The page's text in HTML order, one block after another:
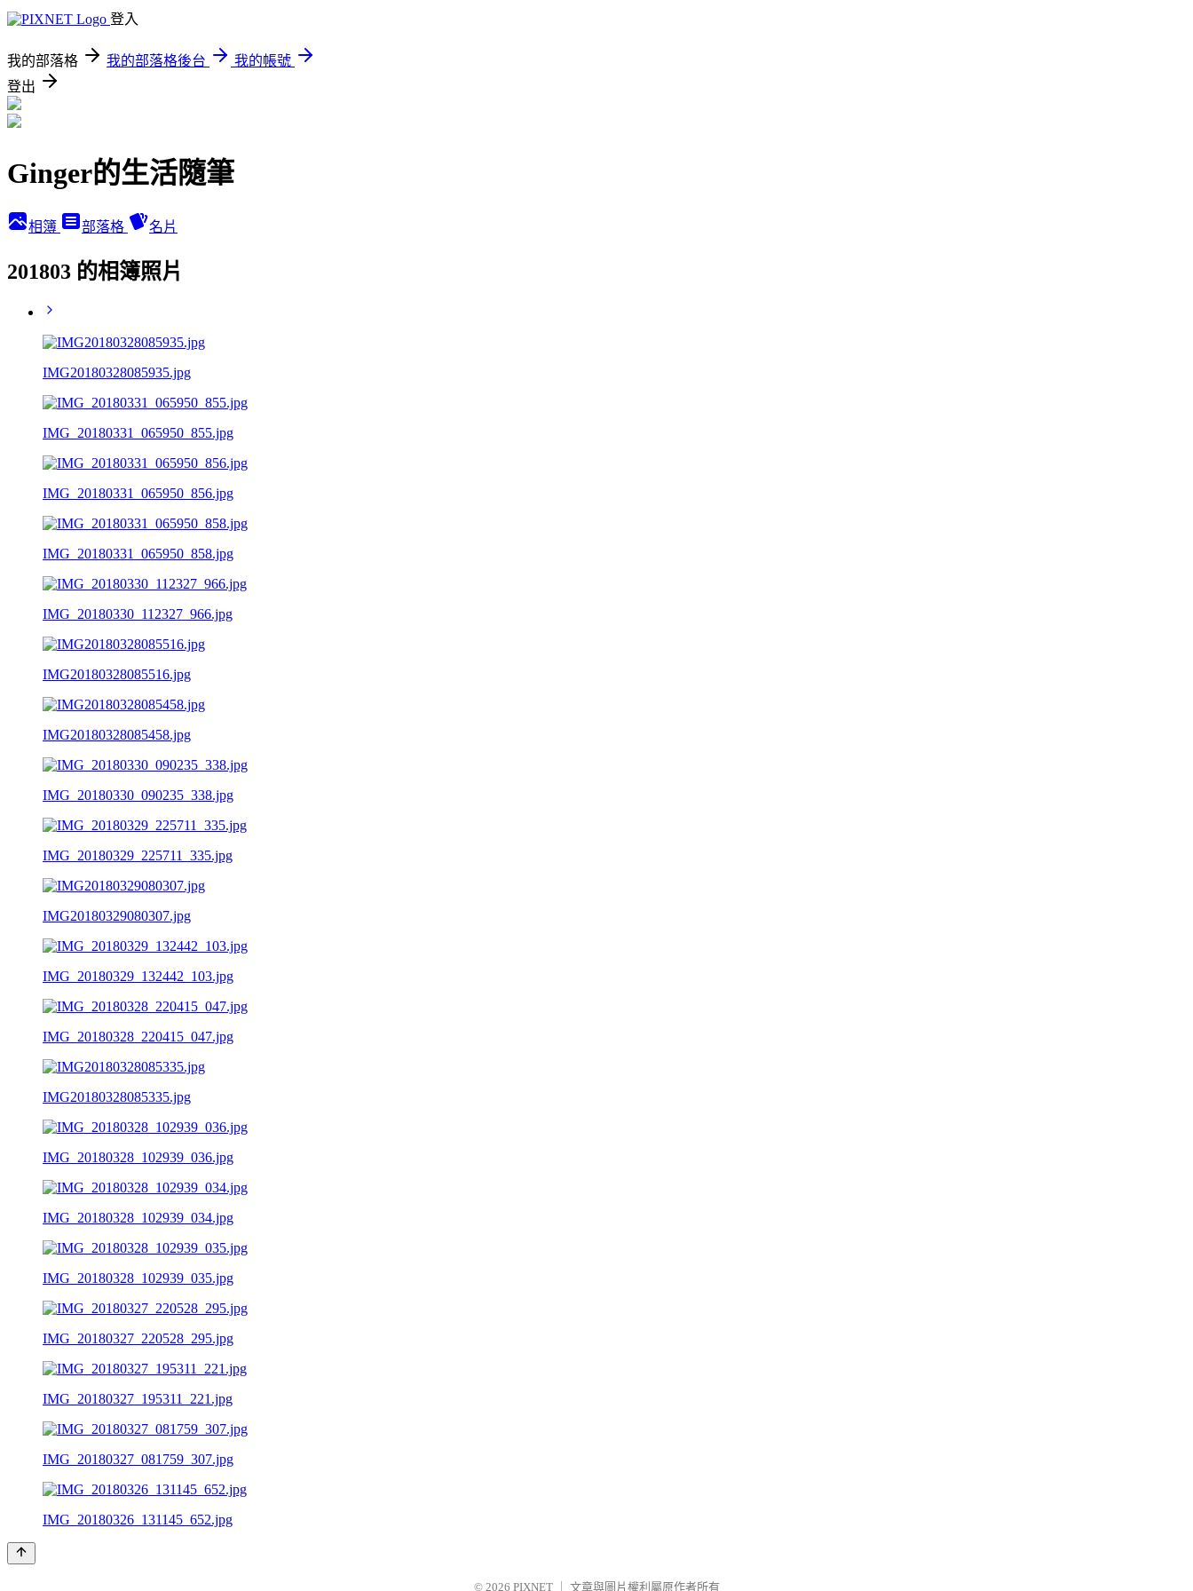
登入
我的部落格 我的部落格後台
我的帳號
登出
Ginger的生活隨筆
相簿 部落格 名片
201803 的相簿照片
IMG20180328085935.jpg
IMG_20180331_065950_855.jpg
IMG_20180331_065950_856.jpg
IMG_20180331_065950_858.jpg
IMG_20180330_112327_966.jpg
IMG20180328085516.jpg
IMG20180328085458.jpg
IMG_20180330_090235_338.jpg
IMG_20180329_225711_335.jpg
IMG20180329080307.jpg
IMG_20180329_132442_103.jpg
IMG_20180328_220415_047.jpg
IMG20180328085335.jpg
IMG_20180328_102939_036.jpg
IMG_20180328_102939_034.jpg
IMG_20180328_102939_035.jpg
IMG_20180327_220528_295.jpg
IMG_20180327_195311_221.jpg
IMG_20180327_081759_307.jpg
IMG_20180326_131145_652.jpg
© 2026 PIXNET 文章與圖片權利屬原作者所有